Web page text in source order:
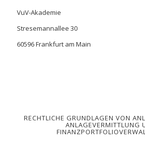
VuV-Akademie
Stresemannallee 30
60596 Frankfurt am Main
RECHTLICHE GRUNDLAGEN VON
ANLAGEVERMITTLUNG